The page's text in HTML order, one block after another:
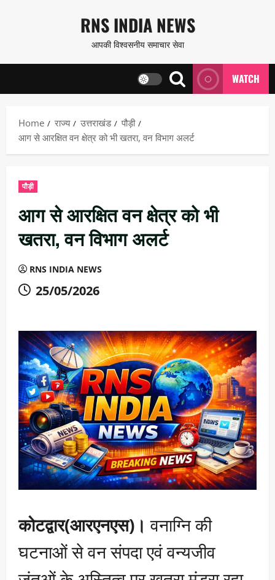
content
RNS INDIA NEWS
आपकी विश्वसनीय समाचार सेवा
WATCH
Home राज्य उत्तराखंड
पौड़ी
आग से आरक्षित वन क्षेत्र को भी खतरा, वन विभाग अलर्ट
पौड़ी
आग से आरक्षित वन क्षेत्र को भी
खतरा, वन विभाग अलर्ट
RNS INDIA NEWS
25/05/2026
कोटद्वार(आरएनएस)। वनाग्नि की
घटनाओं से वन संपदा एवं वन्यजीव